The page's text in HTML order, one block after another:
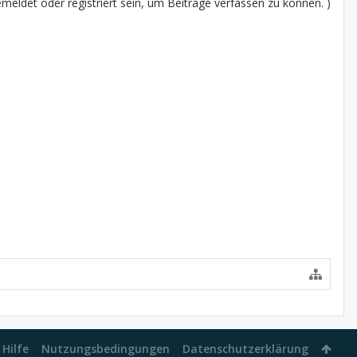
Hilfe Nutzungsbedingungen Datenschutzerklärung